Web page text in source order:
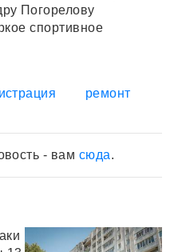
Погорелову
спортивное
ремонт
- вам сюда.